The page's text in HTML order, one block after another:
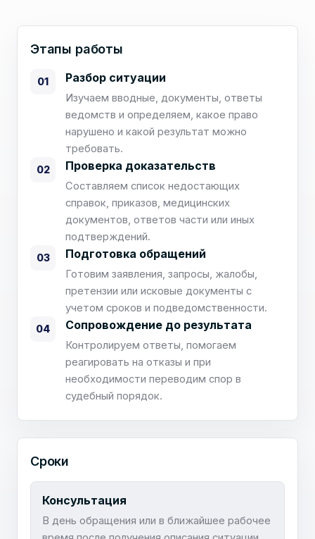
Этапы работы
01 Разбор ситуации
Изучаем вводные, документы, ответы
ведомств и определяем, какое право
нарушено и какой результат можно
требовать.
02 Проверка доказательств
Составляем список недостающих
справок, приказов, медицинских
документов, ответов части или иных
подтверждений.
03 Подготовка обращений
Готовим заявления, запросы, жалобы,
претензии или исковые документы с
учетом сроков и подведомственности.
04 Сопровождение до результата
Контролируем ответы, помогаем
реагировать на отказы и при
необходимости переводим спор в
судебный порядок.
Сроки
Консультация
В день обращения или в ближайшее рабочее